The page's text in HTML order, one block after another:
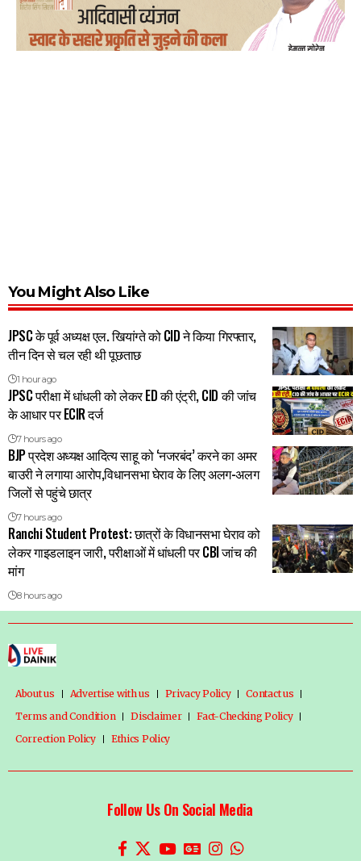
You Might Also Like
JPSC के पूर्व अध्यक्ष एल. खियांग्ते को CID ने किया गिरफ्तार,
तीन दिन से चल रही थी पूछताछ
1 hour ago
JPSC परीक्षा में धांधली को लेकर ED की एंट्री, CID की जांच
के आधार पर ECIR दर्ज
7 hours ago
BJP प्रदेश अध्यक्ष आदित्य साहू को ‘नजरबंद’ करने का अमर
बाउरी ने लगाया आरोप,विधानसभा घेराव के लिए अलग-अलग
जिलों से पहुंचे छात्र
7 hours ago
Ranchi Student Protest: छात्रों के विधानसभा घेराव को
लेकर गाइडलाइन जारी, परीक्षाओं में धांधली पर CBI जांच की
मांग
8 hours ago
About us Advertise with us Privacy Policy
Contact us
Terms and Condition
Disclaimer
Fact-Checking Policy
Correction Policy
Ethics Policy
Follow Us On Social Media